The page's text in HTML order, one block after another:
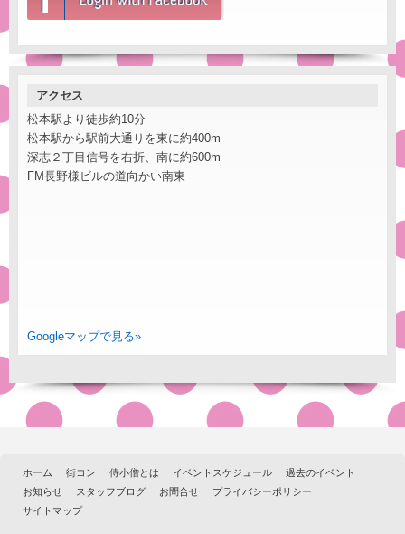
アクセス
松本駅より徒歩約10分
松本駅から駅前大通りを東に約400m
深志２丁目信号を右折、南に約600m
FM長野様ビルの道向かい南東
Googleマップで見る»
ホーム 街コン 侍小僧とは イベントスケジュール
過去のイベント
お知らせ
スタッフブログ お問合せ
プライバシーポリシー
サイトマップ